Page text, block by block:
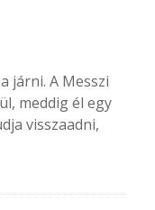
járni. A Messzi
meddig él egy
visszaadni,